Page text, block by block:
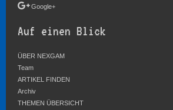
Google+
Auf einen Blick
ÜBER NEXGAM
Team
ARTIKEL FINDEN
Archiv
THEMEN ÜBERSICHT